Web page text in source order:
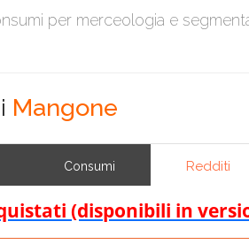
per merceologia e
Mangone
Consumi Redditi
(disponibili in